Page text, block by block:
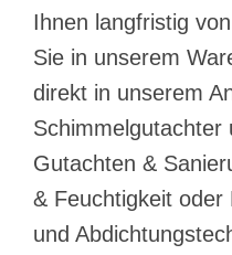
Ihnen langfristig
Sie in unserem
direkt in unserem
Schimmelgutachter
Gutachten &
& Feuchtigkeit oder
und